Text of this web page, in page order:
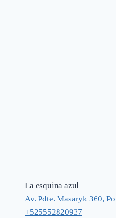
La esquina azul
Av. Pdte. Masaryk 360,
+525552820937